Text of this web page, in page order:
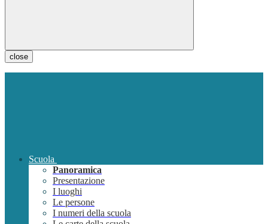
close
Scuola
Panoramica
Presentazione
I luoghi
Le persone
I numeri della scuola